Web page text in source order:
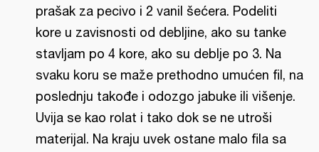
prašak za pecivo i 2 vanil šećera. Podeliti
kore u zavisnosti od debljine, ako su tanke
stavljam po 4 kore, ako su deblje po 3. Na
svaku koru se maže prethodno umućen fil, na
poslednju takođe i odozgo jabuke ili višenje.
Uvija se kao rolat i tako dok se ne utroši
materijal. Na kraju uvek ostane malo fila sa